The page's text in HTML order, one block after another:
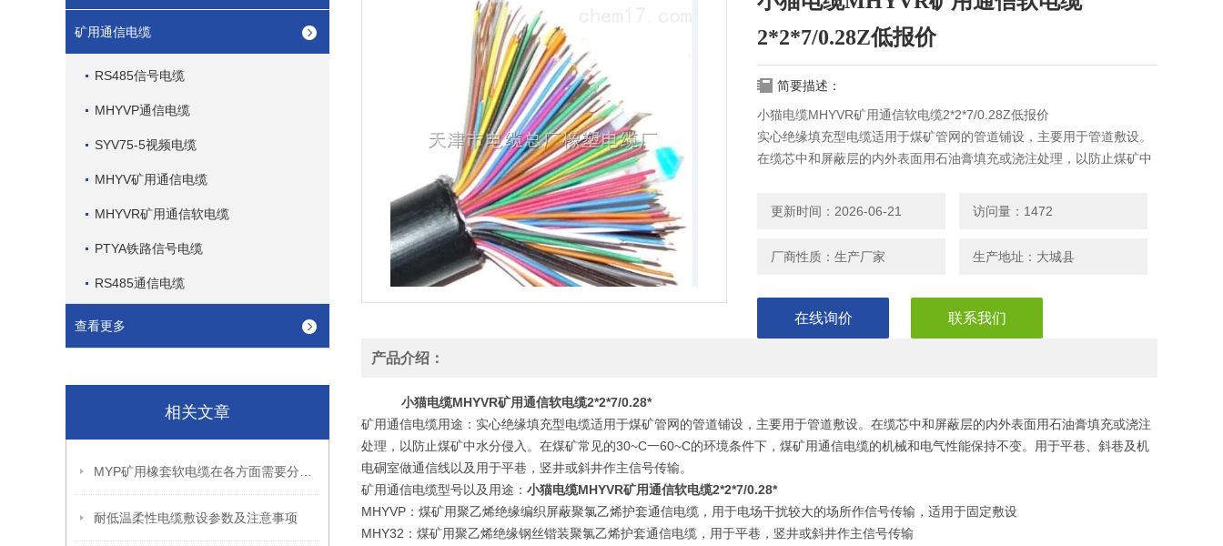
矿用通信电缆
RS485信号电缆
MHYVP通信电缆
SYV75-5视频电缆
MHYV矿用通信电缆
MHYVR矿用通信软电缆
PTYA铁路信号电缆
RS485通信电缆
查看更多
相关文章
耐低温柔性电缆敷设参数及注意事项
2*2*7/0.28Z低报价
简要描述：
小猫电缆MHYVR矿用通信软电缆2*2*7/0.28Z低报价
实心绝缘填充型电缆适用于煤矿管网的管道铺设，主要用于管道敷设。
在缆芯中和屏蔽层的内外表面用石油膏填充或浇注处理，以防止煤矿中
的机械和电气性能保持不变。
更新时间：2026-06-21 访问量：1472
厂商性质：生产厂家 生产地址：大城县
在线询价 联系我们
产品介绍：
小猫电缆MHYVR矿用通信软电缆2*2*7/0.28*
矿用通信电缆用途：实心绝缘填充型电缆适用于煤矿管网的管道铺设，主要用于管道敷设。在缆芯中和屏蔽层的内外表面用石油膏填充或浇注
处理，以防止煤矿中水分侵入。在煤矿常见的30~C一60~C的环境条件下，煤矿用通信电缆的机械和电气性能保持不变。用于平巷、斜巷及机
电硐室做通信线以及用于平巷，竖井或斜井作主信号传输。
矿用通信电缆型号以及用途： 小猫电缆MHYVR矿用通信软电缆2*2*7/0.28*
MHYVP：煤矿用聚乙烯绝缘编织屏蔽聚氯乙烯护套通信电缆，用于电场干扰较大的场所作信号传输，适用于固定敷设
MHY32：煤矿用聚乙烯绝缘钢丝锴装聚氯乙烯护套通信电缆，用于平巷，竖井或斜井作主信号传输